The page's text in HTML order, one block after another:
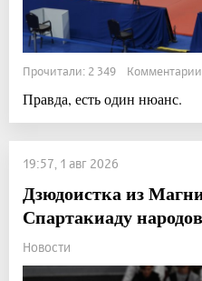
Прочитали: 2 349
Правда, есть один нюанс.
19:57, 1 авг 2026
Дзюдоистка из
Спартакиаду
Новости